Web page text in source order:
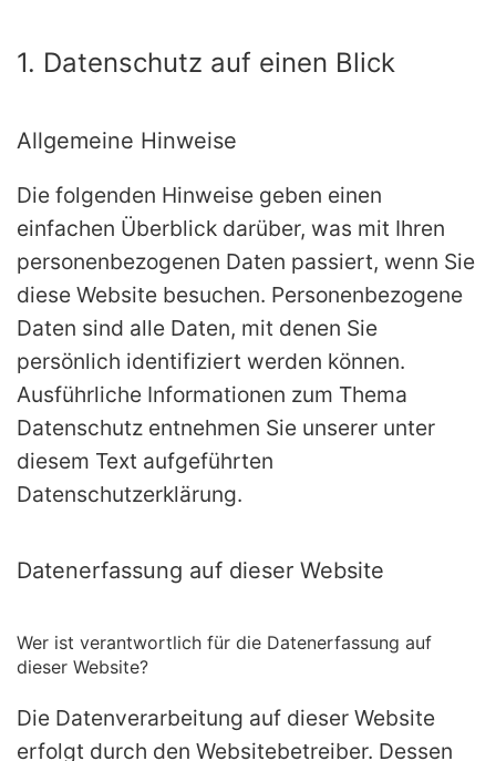
1. Datenschutz auf einen Blick
Allgemeine Hinweise
Die folgenden Hinweise geben einen
einfachen Überblick darüber, was mit Ihren
personenbezogenen Daten passiert, wenn Sie
diese Website besuchen. Personenbezogene
Daten sind alle Daten, mit denen Sie
persönlich identifiziert werden können.
Ausführliche Informationen zum Thema
Datenschutz entnehmen Sie unserer unter
diesem Text aufgeführten
Datenschutzerklärung.
Datenerfassung auf dieser Website
Wer ist verantwortlich für die Datenerfassung auf
dieser Website?
Die Datenverarbeitung auf dieser Website
erfolgt durch den Websitebetreiber. Dessen